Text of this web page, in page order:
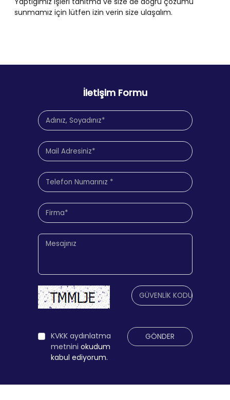
sunmamız için lütfen izin verin size ulaşalım.
İletişim Formu
KVKK aydınlatma
metnini okudum
kabul ediyorum.
GÖNDER